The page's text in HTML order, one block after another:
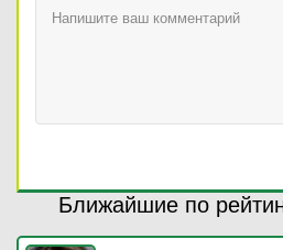
Ближайшие по